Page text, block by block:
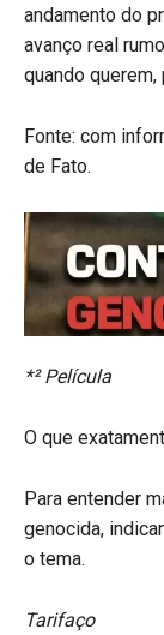
andamento do
avanço real
quando querem,
Fonte: com
de Fato.
*² Película
O que
Para entender
genocida,
o tema.
Tarifaço